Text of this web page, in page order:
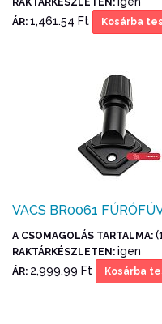
ÁR: 1,461.54 Ft Kosárba
VACS BR0061
A CSOMAGOLÁS TARTALMA:
RAKTÁRKÉSZLETEN: igen
ÁR: 2,999.99 Ft Kosárba